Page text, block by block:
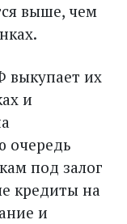
выше, чем
выкупает их
и
очередь
под залог
кредиты на
и